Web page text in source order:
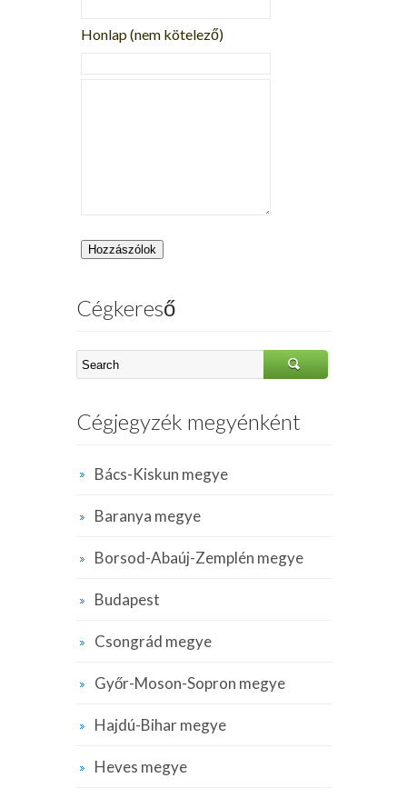
Honlap (nem kötelező)
Cégkereső
Cégjegyzék megyénként
Bács-Kiskun megye
Baranya megye
Borsod-Abaúj-Zemplén megye
Budapest
Csongrád megye
Győr-Moson-Sopron megye
Hajdú-Bihar megye
Heves megye